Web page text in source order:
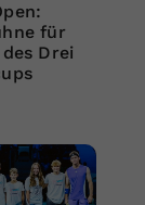
für
Drei